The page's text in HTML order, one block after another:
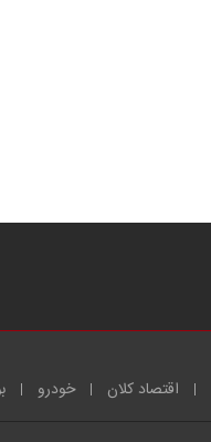
اقتصاد کلان خودرو